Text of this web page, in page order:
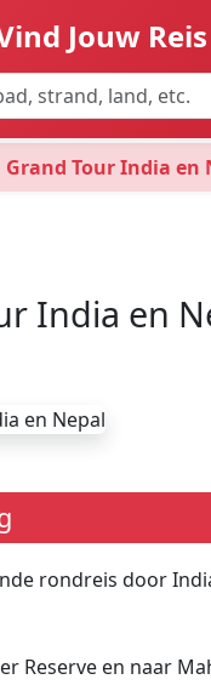
Jouw Reis
Grand Tour India en
India en
rondreis door
Reserve en naar